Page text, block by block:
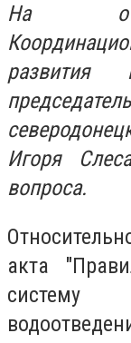
На
развития
Игоря
вопроса.
акта
систему